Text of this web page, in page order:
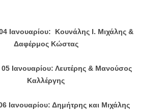
Ιανουαρίου: Κουνάλης Ι. Μιχάλης &
Δαφέρμος Κώστας
Ιανουαρίου: Λευτέρης & Μανούσος
Καλλέργης
Ιανουαρίου: Δημήτρης και Μιχάλης